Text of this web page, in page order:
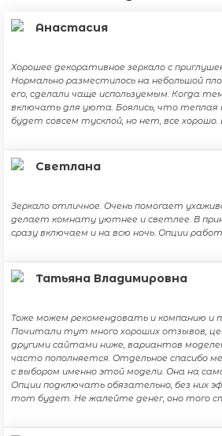
Анастасия
Хорошее декоративное зеркало с
Нормально разместилось на небольшой
его, сделали чаще используемым. Когда
включать для уюта. Боялись, что
будет совсем тусклой, но нет, все
Светлана
Зеркало отличное. Очень помогает
делает комнату уютнее и светлее. В
сразу включаем и на всю ночь. Опции
Татьяна Владимировна
Тоже можем рекомендовать и компанию и
Почитали тут много хороших отзывов,
другими сайтами ниже, вариантов
часто пополняется. Отдельное спасибо
с выбором именно этой модели. Она на
Опции подключать обязательно, без них
тот будет. Не жалейте денег, оно того